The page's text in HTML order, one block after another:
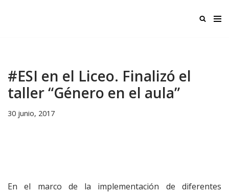
#ESI en el Liceo. Finalizó el
taller “Género en el aula”
30 junio, 2017
En el marco de la implementación de diferentes